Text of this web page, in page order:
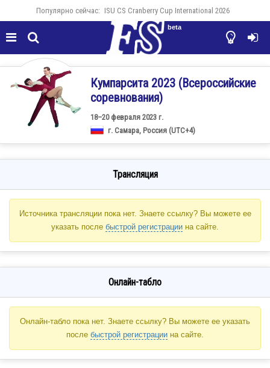
Популярно сейчас: ISU CS Cranberry Cup International 2026
  

beta
Кумпарсита 2023 (Всероссийские
соревнования)
18–20 февраля 2023 г.
г. Самара, Россия (UTC+4)
Трансляция
Источника трансляции пока нет. Знаете ссылку? Вы можете ее
указать после быстрой регистрации на сайте.
Онлайн-табло
Онлайн-табло пока нет. Знаете ссылку? Вы можете ее указать
после быстрой регистрации на сайте.